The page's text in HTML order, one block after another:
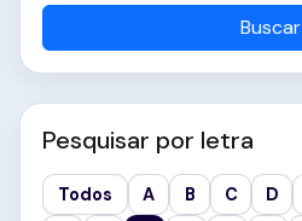
Buscar
Pesquisar por letra
Todos A B C D